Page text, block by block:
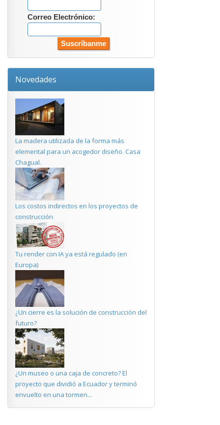
Correo Electrónico:
Novedades
La madera utilizada de la forma más
elemental para un acogedor diseño. Casa
Chagual.
Los costos indirectos en los proyectos de
construcción
Tu render con IA ya está regulado (en
Europa)
¿Un cierre es la solución de construcción del
futuro?
¿Un museo o una caja de concreto? El
proyecto que dividió a Ecuador y terminó
envuelto en una tormen...